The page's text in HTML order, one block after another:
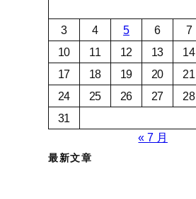
3
4 5 6 7
10
11 12 13 14
17
18 19 20 21
24
25 26 27 28
31
« 7 月
最新文章